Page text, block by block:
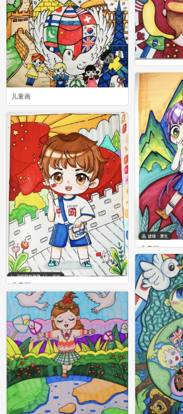
0
儿童画
0
儿童画
0
儿童画
0
儿童画
0